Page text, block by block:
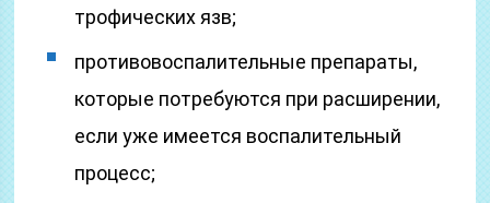
трофических язв;
противовоспалительные препараты,
которые потребуются при расширении,
если уже имеется воспалительный
процесс;